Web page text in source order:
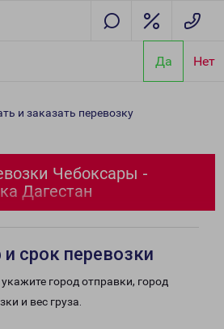
Да Нет
и заказать перевозку
Чебоксары -
Дагестан
срок перевозки
город отправки, город
и вес груза.